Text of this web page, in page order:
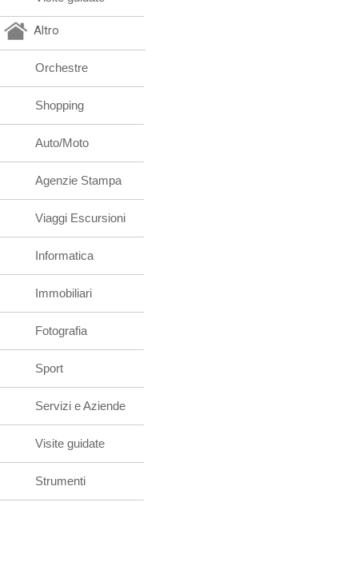
Altro
Orchestre
Shopping
Auto/Moto
Agenzie Stampa
Viaggi Escursioni
Informatica
Immobiliari
Fotografia
Sport
Servizi e Aziende
Visite guidate
Strumenti